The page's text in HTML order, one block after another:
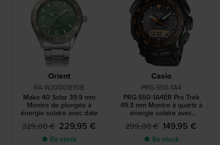
Orient
RA-WJ0001E10B
Mako 40 Solar 39.9 mm
Montre de plongée à
énergie solaire avec date
329,00 € 229,95 €
● En stock
Casio
PRG-550-1A4
PRG-550-1A4ER Pro Trek
49.3 mm Montre à quartz à
énergie solaire avec
boussole, baromètre,
thermomètre et altimètre
299,00 € 149,95 €
● En stock